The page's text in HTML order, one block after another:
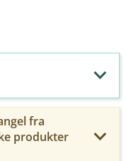
fra
produkter